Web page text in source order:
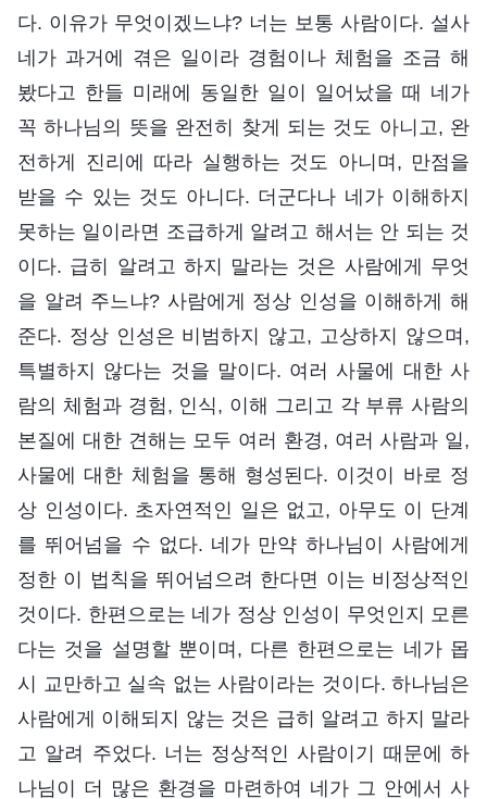
다. 이유가 무엇이겠느냐? 너는 보통 사람이다. 설사
네가 과거에 겪은 일이라 경험이나 체험을 조금 해
봤다고 한들 미래에 동일한 일이 일어났을 때 네가
꼭 하나님의 뜻을 완전히 찾게 되는 것도 아니고, 완
전하게 진리에 따라 실행하는 것도 아니며, 만점을
받을 수 있는 것도 아니다. 더군다나 네가 이해하지
못하는 일이라면 조급하게 알려고 해서는 안 되는 것
이다. 급히 알려고 하지 말라는 것은 사람에게 무엇
을 알려 주느냐? 사람에게 정상 인성을 이해하게 해
준다. 정상 인성은 비범하지 않고, 고상하지 않으며,
특별하지 않다는 것을 말이다. 여러 사물에 대한 사
람의 체험과 경험, 인식, 이해 그리고 각 부류 사람의
본질에 대한 견해는 모두 여러 환경, 여러 사람과 일,
사물에 대한 체험을 통해 형성된다. 이것이 바로 정
상 인성이다. 초자연적인 일은 없고, 아무도 이 단계
를 뛰어넘을 수 없다. 네가 만약 하나님이 사람에게
정한 이 법칙을 뛰어넘으려 한다면 이는 비정상적인
것이다. 한편으로는 네가 정상 인성이 무엇인지 모른
다는 것을 설명할 뿐이며, 다른 한편으로는 네가 몹
시 교만하고 실속 없는 사람이라는 것이다. 하나님은
사람에게 이해되지 않는 것은 급히 알려고 하지 말라
고 알려 주었다. 너는 정상적인 사람이기 때문에 하
나님이 더 많은 환경을 마련하여 네가 그 안에서 사